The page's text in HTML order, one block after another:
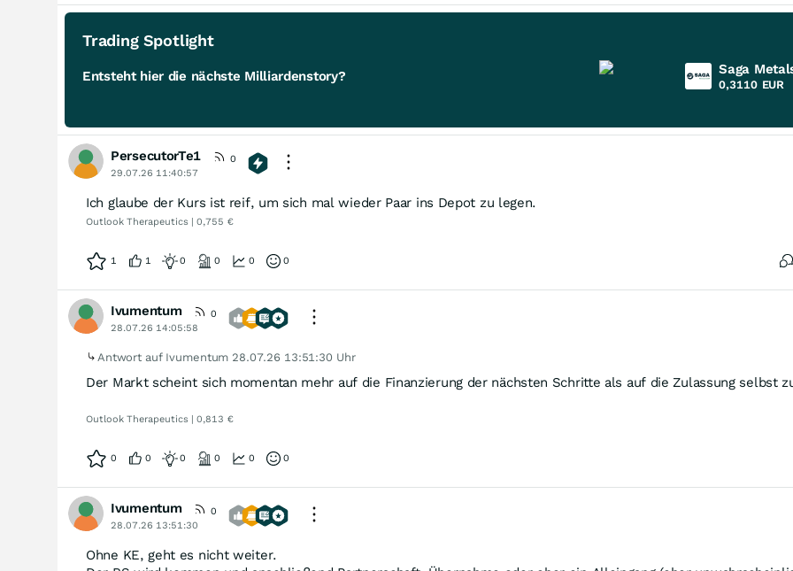
Trading Spotlight
Entsteht hier die nächste Milliardenstory? Saga
0,3110 EUR
PersecutorTe1
0
29.07.26 11:40:57
Ich glaube der Kurs ist reif, um sich mal wieder Paar ins Depot zu legen.
Outlook Therapeutics | 0,755 €
1 1 0 0 0 0
Ivumentum
0
28.07.26 14:05:58
Antwort auf Ivumentum 28.07.26 13:51:30 Uhr
Der Markt scheint sich momentan mehr auf die Finanzierung der nächsten Schritte als auf die Zulassung selbst
Outlook Therapeutics | 0,813 €
0 0 0 0 0 0
Ivumentum
0
28.07.26 13:51:30
Ohne KE, geht es nicht weiter.